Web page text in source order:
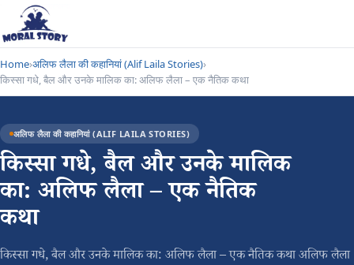
Home›अलिफ लैला की कहानियां (Alif Laila Stories)›
किस्सा गधे, बैल और उनके मालिक का: अलिफ लैला – एक नैतिक कथा
अलिफ लैला की कहानियां (ALIF LAILA STORIES)
किस्सा गधे, बैल और उनके मालिक
का: अलिफ लैला – एक नैतिक
कथा
किस्सा गधे, बैल और उनके मालिक का: अलिफ लैला – एक नैतिक कथा अलिफ लैला